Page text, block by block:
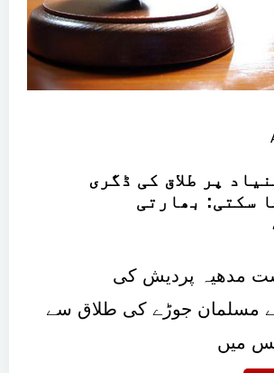
پر طلاق کی ڈگری
سکتی: بھارتی
مدھیہ پردیش کی
مسلمان جوڑے کی طلاق سے